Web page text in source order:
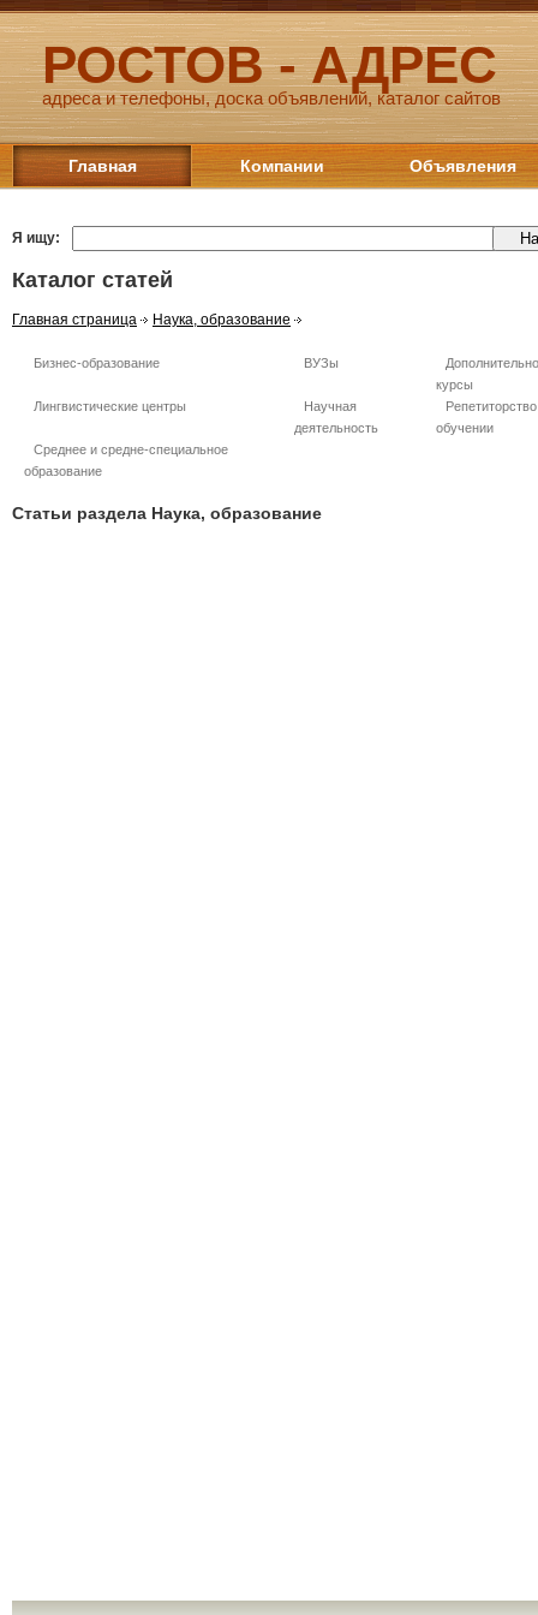
РОСТОВ - АДРЕС
адреса и телефоны, доска объявлений, каталог сайтов
Главная Компании Объявления
Я ищу:
Каталог статей
Главная страница Наука, образование
Бизнес-образование ВУЗы
курсы
Лингвистические центры
Научная
деятельность
обучении
Среднее и средне-специальное
образование
Статьи раздела Наука, образование